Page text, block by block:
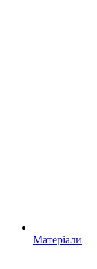
Матеріали